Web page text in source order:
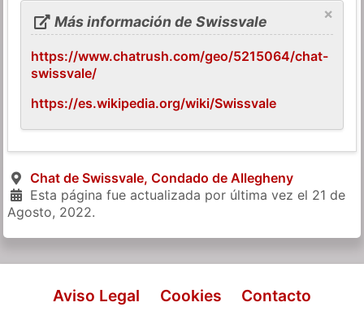
×
Más información de Swissvale
https://www.chatrush.com/geo/5215064/chat-
swissvale/
https://es.wikipedia.org/wiki/Swissvale
Chat de Swissvale, Condado de Allegheny
Esta página fue actualizada por última vez el 21 de
Agosto, 2022.
Aviso Legal Cookies Contacto